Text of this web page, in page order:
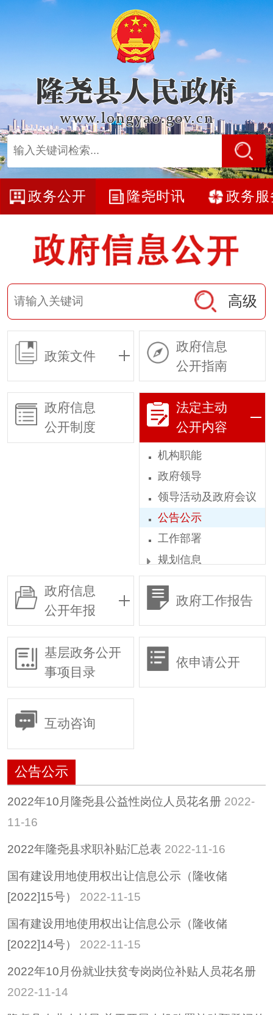
政务公开 隆尧时讯 政务服
高级
政策文件
政府信息
公开指南
政府信息
公开制度
法定主动
公开内容
机构职能
政府领导
领导活动及政府会议
公告公示
工作部署
规划信息
统计信息
权责清单
行政许可
行政复议
行政执法
惠民惠农财政补贴专
重大决策
重大会议
隆尧县稳定经济运行
政策专栏
社会救助
政府信息
公开年报
政府工作报告
基层政务公开
事项目录
依申请公开
互动咨询
公告公示
2022年10月隆尧县公益性岗位人员花名册 2022-
11-16
2022年隆尧县求职补贴汇总表 2022-11-16
国有建设用地使用权出让信息公示（隆收储
[2022]15号）
2022-11-15
国有建设用地使用权出让信息公示（隆收储
[2022]14号）
2022-11-15
2022年10月份就业扶贫专岗岗位补贴人员花名册
2022-11-14